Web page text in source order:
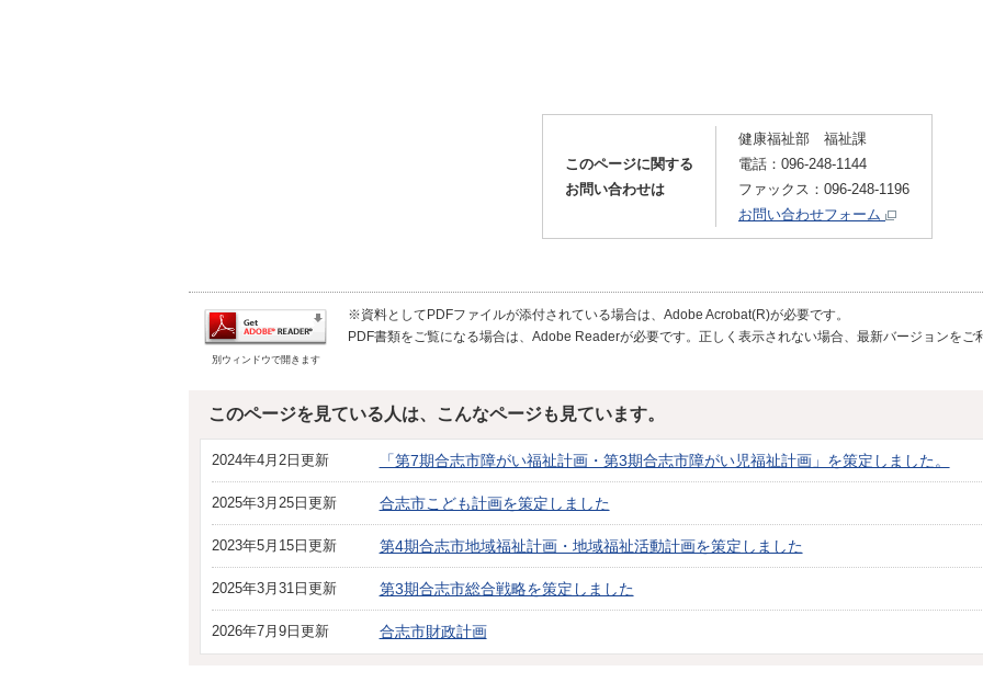
このページに関する
お問い合わせは
健康福祉部 福祉課
電話：096-248-1144
ファックス：096-248-1196
お問い合わせフォーム
別ウィンドウで開きます
※資料としてPDFファイルが添付されている場合は、Adobe Acrobat(R)が必要です。
PDF書類をご覧になる場合は、Adobe Readerが必要です。正しく表示されない場合、最新バージョンをご
このページを見ている人は、こんなページも見ています。
2024年4月2日更新 「第7期合志市障がい福祉計画・第3期合志市障がい児福祉計画」を策定しました。
2025年3月25日更新 合志市こども計画を策定しました
2023年5月15日更新 第4期合志市地域福祉計画・地域福祉活動計画を策定しました
2025年3月31日更新 第3期合志市総合戦略を策定しました
2026年7月9日更新 合志市財政計画